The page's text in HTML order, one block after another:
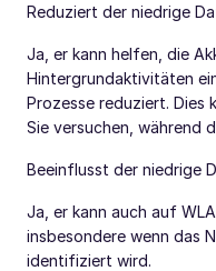
Reduziert der niedrige
Ja, er kann helfen, die
Hintergrundaktivitäten
Prozesse reduziert. Dies
Sie versuchen, während
Beeinflusst der niedrige
Ja, er kann auch auf
insbesondere wenn das
identifiziert wird.